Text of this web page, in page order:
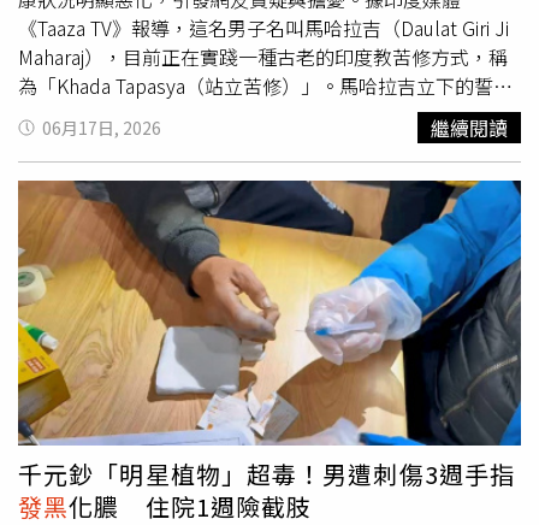
通病房進行中西醫結合的後續復健治療，目前各項生命徵象
平穩，順利脫離險境。針對此情形，醫師特別提醒，夏季是
毒蛇活動高峰期，民眾至戶外務農或踏青時務必穿著長褲與
膠鞋。若不幸被蛇咬傷，切記保持鎮靜、拍照記錄蛇種並儘
速就醫，過程中應摘除受傷肢體的戒指與手錶，並於傷口近
心端適度結紮；同時謹記「不要奔跑、不要擠壓傷口、不要
自行放血」等三不原則，以免加速毒素擴散而延誤黃金救援
時機。
《Taaza TV》報導，這名男子名叫馬哈拉吉（Daulat Giri Ji
Maharaj），目前正在實踐一種古老的印度教苦修方式，稱
為「Khada Tapasya（站立苦修）」。馬哈拉吉立下的誓願
是自己必須連續12年維持站立生活且不得坐下。在印度教傳
統中，這類極端苦行被認為能夠累積靈性力量，幫助修行者
更接近神明，甚至獲得神聖啟示。報導指出，自從開始修行
以來，馬哈拉吉從未坐下休息，也沒有伸直雙腿放鬆。甚至
在睡覺時也維持站姿，並透過特製支架支撐身體避免跌倒。
然而，長時間站立已對他的健康造成嚴重影響。從畫面可
見，他的雙腿明顯腫脹、皮膚發黑變色，顯示腿部血液循環
已受到嚴重損害。儘管如此，馬哈拉吉仍未打算中止修行。
當地寺廟的志工則持續關注他的身體狀況，定期替他塗抹藥
膏、照護雙腿，並提供日常所需協助。據了解，馬哈拉吉目
前僅完成12年苦修計畫中的5年，若要完全履行誓言，仍需
再持續站立7年，相關照片與影片曝光後在網路上引發討
論，不少人對其堅定信仰表示敬佩，但也有人擔憂，這種極
端苦修方式恐怕已對身體造成不可逆的傷害。
06月17日, 2026 繼續閱讀
千元鈔「明星植物」超毒！男遭刺傷3週手指
發黑化膿 住院1週險截肢